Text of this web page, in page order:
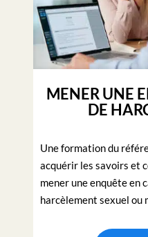
MENER UNE
DE
Une formation du
acquérir les savoirs et
mener une enquête en
harcèlement sexuel ou